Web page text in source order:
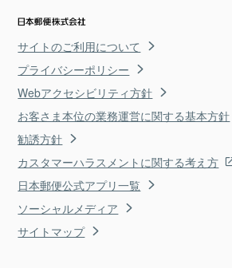
サイトのご利用について
プライバシーポリシー
Webアクセシビリティ方針
お客さま本位の業務運営に関する基本方針
勧誘方針
カスタマーハラスメントに関する考え方
日本郵便公式アプリ一覧
ソーシャルメディア
サイトマップ